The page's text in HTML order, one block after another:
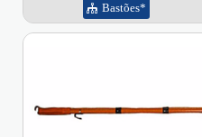
Bastões*